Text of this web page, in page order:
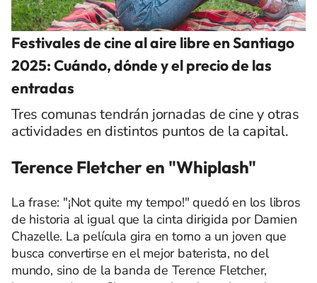
Festivales de cine al aire libre en Santiago
2025: Cuándo, dónde y el precio de las
entradas
Tres comunas tendrán jornadas de cine y otras
actividades en distintos puntos de la capital.
Terence Fletcher en "Whiplash"
La frase: "¡Not quite my tempo!" quedó en los libros
de historia al igual que la cinta dirigida por Damien
Chazelle. La película gira en torno a un joven que
busca convertirse en el mejor baterista, no del
mundo, sino de la banda de Terence Fletcher,